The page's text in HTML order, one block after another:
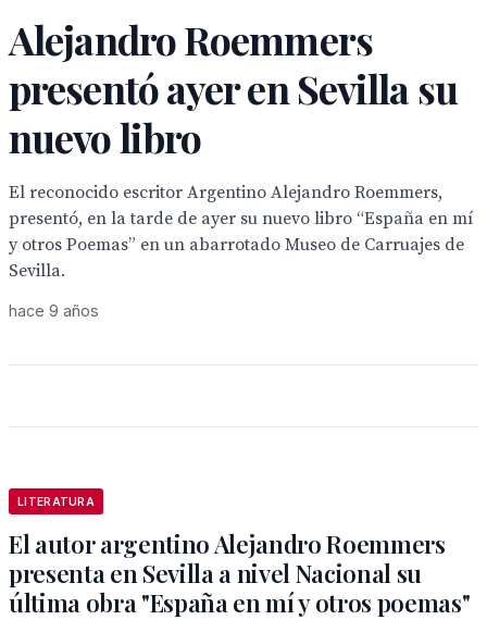
Alejandro Roemmers
presentó ayer en Sevilla su
nuevo libro
El reconocido escritor Argentino Alejandro Roemmers,
presentó, en la tarde de ayer su nuevo libro “España en mí
y otros Poemas” en un abarrotado Museo de Carruajes de
Sevilla.
hace 9 años
LITERATURA
El autor argentino Alejandro Roemmers
presenta en Sevilla a nivel Nacional su
última obra "España en mí y otros poemas"